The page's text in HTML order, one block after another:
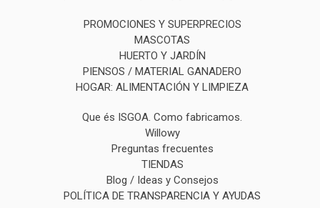
PROMOCIONES Y SUPERPRECIOS
MASCOTAS
HUERTO Y JARDÍN
PIENSOS / MATERIAL GANADERO
HOGAR: ALIMENTACIÓN Y LIMPIEZA
Que és ISGOA. Como fabricamos.
Willowy
Preguntas frecuentes
TIENDAS
Blog / Ideas y Consejos
POLÍTICA DE TRANSPARENCIA Y AYUDAS